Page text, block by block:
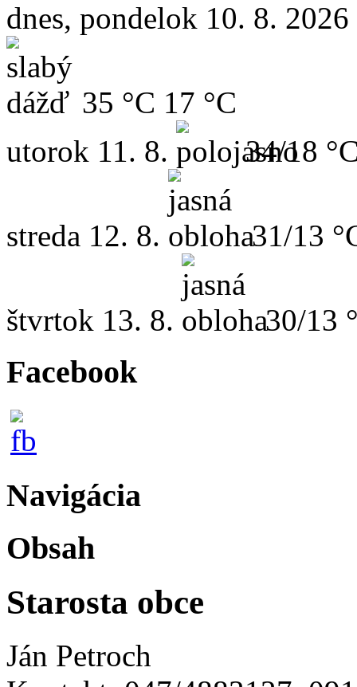
dnes, pondelok 10. 8. 2026
35 °C 17 °C
utorok 11. 8. 34/18
streda 12. 8. 31/13
štvrtok 13. 8. 30/13
Facebook
Navigácia
Obsah
Starosta obce
Ján Petroch